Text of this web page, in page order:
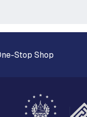
Stop Shop